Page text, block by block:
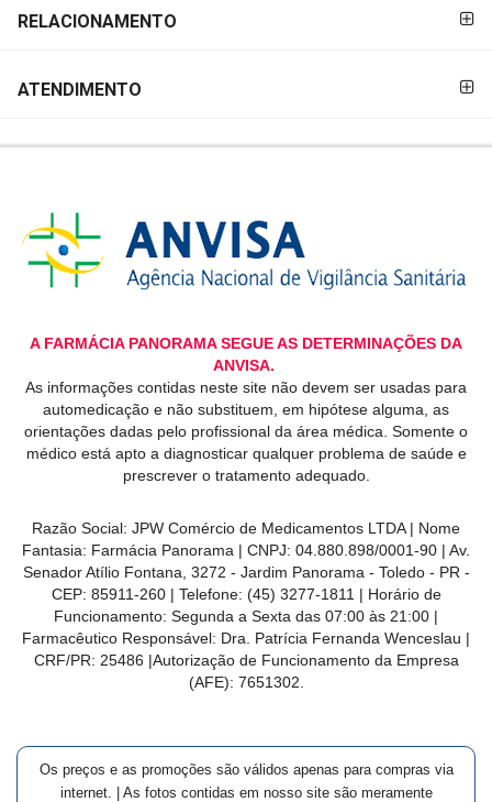
RELACIONAMENTO
ATENDIMENTO
A FARMÁCIA PANORAMA SEGUE AS DETERMINAÇÕES DA
ANVISA.
As informações contidas neste site não devem ser usadas para
automedicação e não substituem, em hipótese alguma, as
orientações dadas pelo profissional da área médica. Somente o
médico está apto a diagnosticar qualquer problema de saúde e
prescrever o tratamento adequado.
Razão Social: JPW Comércio de Medicamentos LTDA | Nome
Fantasia: Farmácia Panorama | CNPJ: 04.880.898/0001-90 | Av.
Senador Atílio Fontana, 3272 - Jardim Panorama - Toledo - PR -
CEP: 85911-260 | Telefone: (45) 3277-1811 | Horário de
Funcionamento: Segunda a Sexta das 07:00 às 21:00 |
Farmacêutico Responsável: Dra. Patrícia Fernanda Wenceslau |
CRF/PR: 25486 |Autorização de Funcionamento da Empresa
(AFE): 7651302.
Os preços e as promoções são válidos apenas para compras via
internet. | As fotos contidas em nosso site são meramente